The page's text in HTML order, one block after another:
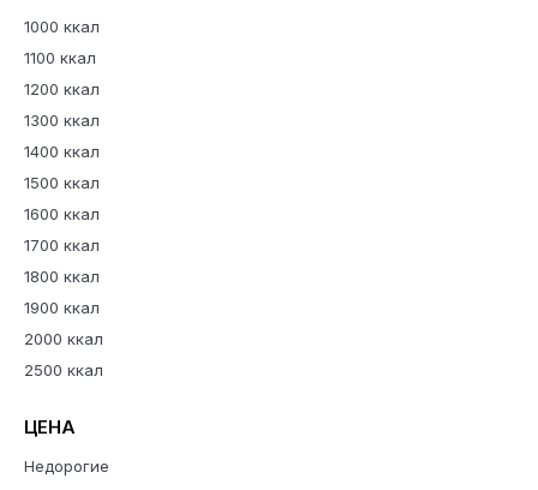
1000 ккал
1100 ккал
1200 ккал
1300 ккал
1400 ккал
1500 ккал
1600 ккал
1700 ккал
1800 ккал
1900 ккал
2000 ккал
2500 ккал
ЦЕНА
Недорогие